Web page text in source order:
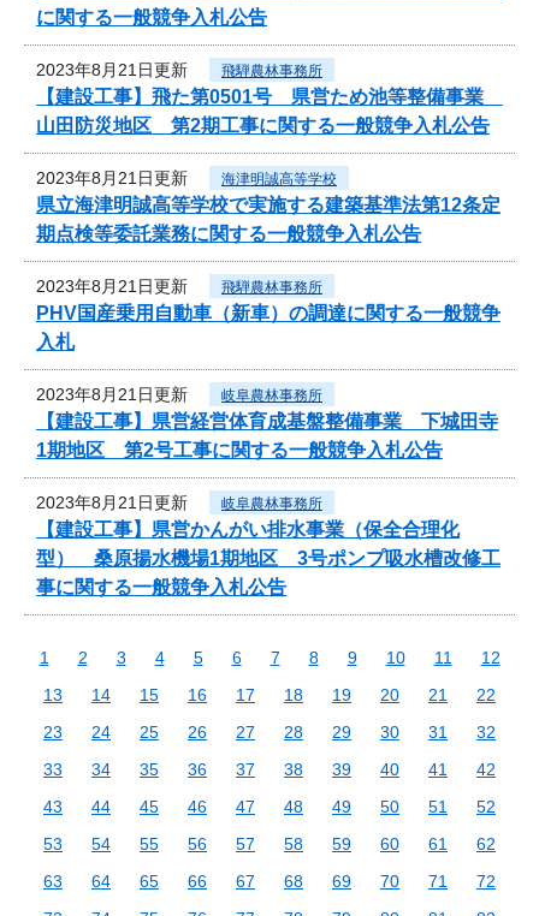
に関する一般競争入札公告
2023年8月21日更新 飛騨農林事務所
【建設工事】飛た第0501号 県営ため池等整備事業
山田防災地区 第2期工事に関する一般競争入札公告
2023年8月21日更新 海津明誠高等学校
県立海津明誠高等学校で実施する建築基準法第12条定
期点検等委託業務に関する一般競争入札公告
2023年8月21日更新 飛騨農林事務所
PHV国産乗用自動車（新車）の調達に関する一般競争
入札
2023年8月21日更新 岐阜農林事務所
【建設工事】県営経営体育成基盤整備事業 下城田寺
1期地区 第2号工事に関する一般競争入札公告
2023年8月21日更新 岐阜農林事務所
【建設工事】県営かんがい排水事業（保全合理化
型） 桑原揚水機場1期地区 3号ポンプ吸水槽改修工
事に関する一般競争入札公告
1 2 3 4 5 6 7 8 9 10 11
12
13
14 15 16 17 18 19 20 21
22
23
24 25 26 27 28 29 30 31
32
33
34 35 36 37 38 39 40 41
42
43
44 45 46 47 48 49 50 51
52
53
54 55 56 57 58 59 60 61
62
63
64 65 66 67 68 69 70 71
72